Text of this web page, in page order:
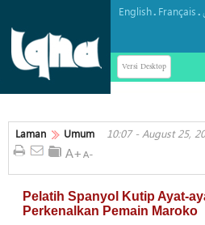
English. Français.
Versi Desktop
Laman Umum 10:07 - August 25,
Pelatih Spanyol Kutip Ayat-
Perkenalkan Pemain Maroko